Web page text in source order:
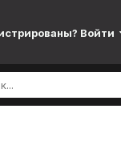
Войти